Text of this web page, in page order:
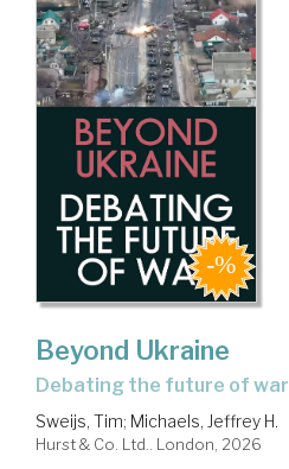
Beyond Ukraine
debating the future of war
Sweijs, Tim; Michaels, Jeffrey H.
Hurst & Co. Ltd.. London, 2026